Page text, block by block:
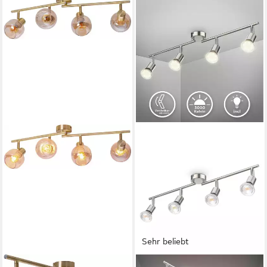
NÄVE
Sehr beliebt
B.K.LICHT